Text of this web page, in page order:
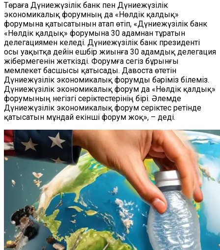
Төраға Дүниежүзілік банк пен Дүниежүзілік
экономикалық форумның да «Нөлдік қалдық»
форумына қатысатынын атап өтіп, «Дүниежүзілік банк
«Нөлдік қалдық» форумына 30 адамнан тұратын
делегациямен келеді. Дүниежүзілік банк президенті
осы уақытқа дейін ешбір жиынға 30 адамдық делегация
жібермегенін жеткізді. Форумға сегіз бұрынғы
мемлекет басшысы қатысады. Давоста өтетін
Дүниежүзілік экономикалық форумды бәріміз білеміз.
Дүниежүзілік экономикалық форум да «Нөлдік қалдық»
форумының негізгі серіктестерінің бірі. Әлемде
Дүниежүзілік экономикалық форум серіктес ретінде
қатысатын мұндай екінші форум жоқ», – деді.